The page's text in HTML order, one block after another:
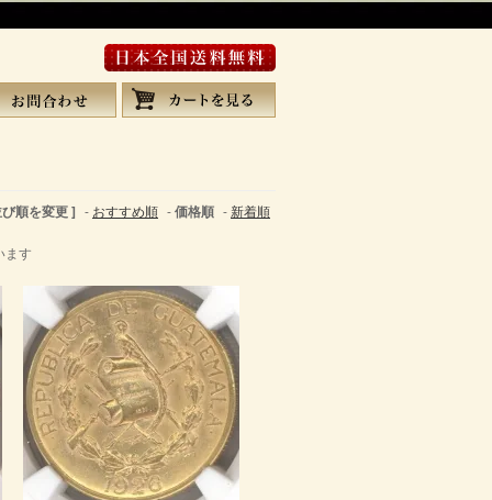
順を変更 ] - おすすめ順 -価格順 -新着順
ます